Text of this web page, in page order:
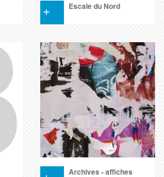
+ Escale du Nord
Archives - affiches